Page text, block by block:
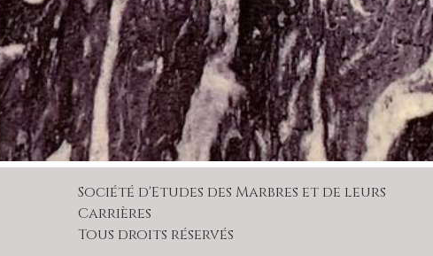
Société d'Etudes des Marbres et de leurs
Carrières
Tous droits réservés